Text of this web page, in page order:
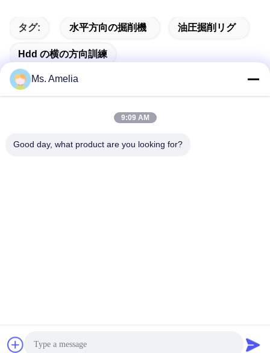
タグ: 水平方向の掘削機 油圧掘削リグ
Hdd の横の方向訓練
グ サプライヤー。 Copyright© 2011-2026 Jiangsu Sinocoredrill
Exploration Equipment Co., Ltd . 無断転載を禁じます。
Ms. Amelia
9:09 AM
Good day, what product are you looking for?